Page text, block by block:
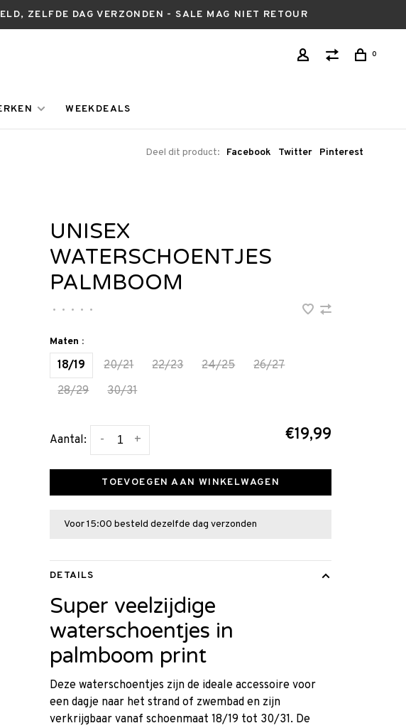
ZELFDE DAG VERZONDEN - SALE MAG NIET RETOUR
0
WEEKDEALS
Deel dit product: Facebook Twitter Pinterest
UNISEX
WATERSCHOENTJES
PALMBOOM
• • • • •
Maten :
18/19 20/21 22/23 24/25
26/27
28/29
30/31
Aantal: +
- €19,99
TOEVOEGEN AAN WINKELWAGEN
Voor 15:00 besteld dezelfde dag verzonden
DETAILS
Super veelzijdige
waterschoentjes in
palmboom print
Deze waterschoentjes zijn de ideale accessoire voor
een dagje naar het strand of zwembad en zijn
verkrijgbaar vanaf schoenmaat 18/19 tot 30/31. De